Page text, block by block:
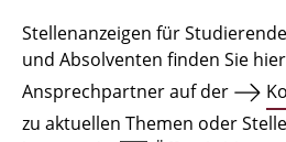
Institute
Einrichtungen
Stellenanzeigen für
und Absolventen finden Sie
Ansprechpartner auf der
zu aktuellen Themen oder